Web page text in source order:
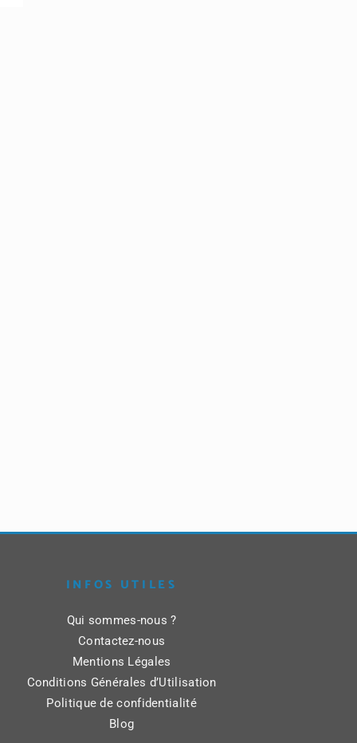
INFOS UTILES
Qui sommes-nous ?
Contactez-nous
Mentions Légales
Conditions Générales d’Utilisation
Politique de confidentialité
Blog